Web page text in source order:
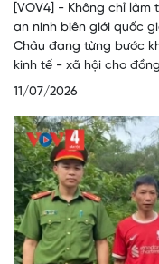
[VOV4] - Không chỉ làm
an ninh biên giới quốc
Châu đang từng bước
kinh tế - xã hội cho
11/07/2026